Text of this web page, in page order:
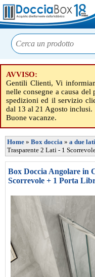
AVVISO:
Gentili Clienti, Vi
nelle consegne a causa
spedizioni ed il servizio
dal 13 al 21 Agosto inclusi.
Buone vacanze.
Home » Box doccia » a due lati
Trasparente 2 Lati - 1
Box Doccia Angolare in
Scorrevole + 1 Porta